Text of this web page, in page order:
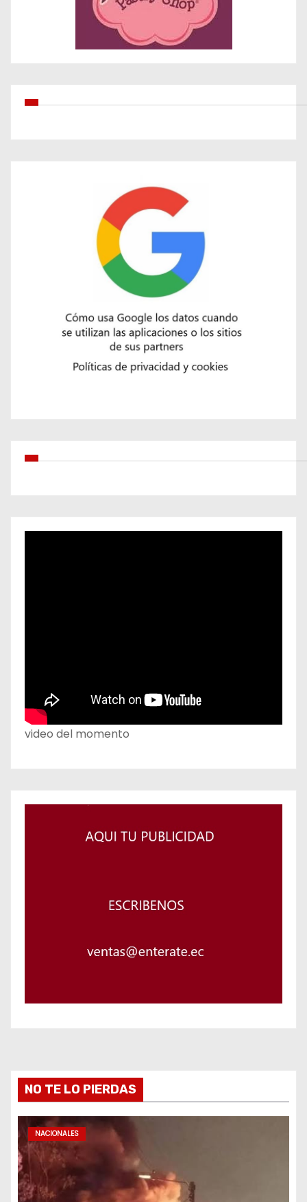
video del momento
NO TE LO PIERDAS
NACIONALES